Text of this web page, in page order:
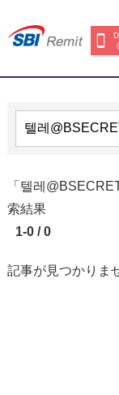
「텔레
索結果
1-0 / 0
記事が見つかりま